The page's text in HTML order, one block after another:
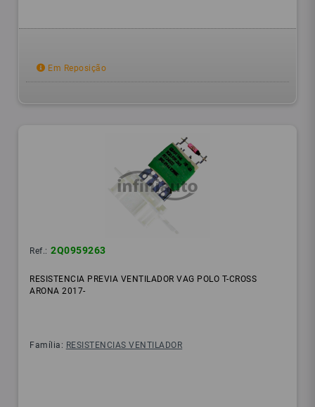
Em Reposição
Ref.: 2Q0959263
RESISTENCIA PREVIA VENTILADOR VAG POLO T-CROSS
ARONA 2017-
Família: RESISTENCIAS VENTILADOR